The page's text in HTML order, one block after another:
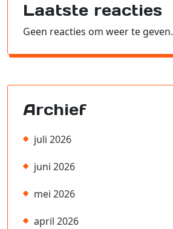
Laatste reacties
Geen reacties om weer te geven.
Archief
juli 2026
juni 2026
mei 2026
april 2026